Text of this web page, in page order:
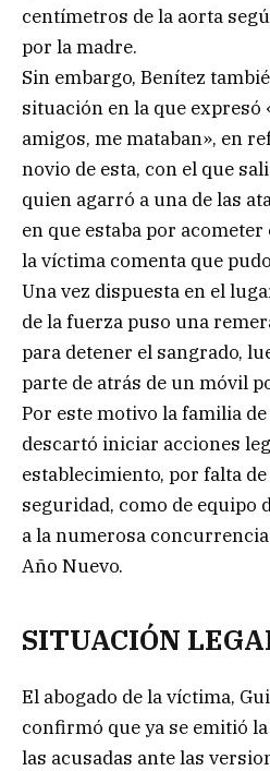
centímetros de la aorta
por la madre.
Sin embargo, Benítez
situación en la que expresó
amigos, me mataban», en
novio de esta, con el que
quien agarró a una de las
en que estaba por
la víctima comenta que
Una vez dispuesta en el
de la fuerza puso una
para detener el sangrado,
parte de atrás de un móvil
Por este motivo la familia de
descartó iniciar acciones
establecimiento, por falta
seguridad, como de equipo
a la numerosa
Año Nuevo.
SITUACIÓN
El abogado de la víctima,
confirmó que ya se emitió
las acusadas ante las